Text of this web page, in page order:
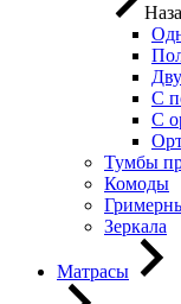
С
С
Тумбы
Комоды
Зеркала
Матрасы